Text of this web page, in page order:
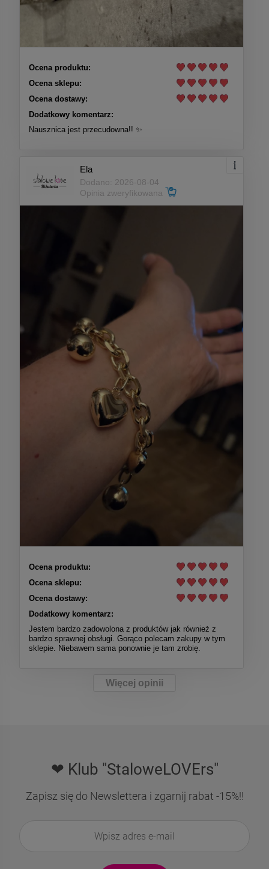
Ocena produktu:
Ocena sklepu:
Ocena dostawy:
Dodatkowy komentarz:
Nausznica jest przecudowna!! ✨
Ela
Dodano: 2026-08-04
Opinia zweryfikowana
Ocena produktu:
Ocena sklepu:
Ocena dostawy:
Dodatkowy komentarz:
Jestem bardzo zadowolona z produktów jak również z
bardzo sprawnej obsługi. Gorąco polecam zakupy w tym
sklepie. Niebawem sama ponownie je tam zrobię.
Więcej opinii
❤ Klub "StaloweLOVErs"
Zapisz się do Newslettera i zgarnij rabat -15%!!